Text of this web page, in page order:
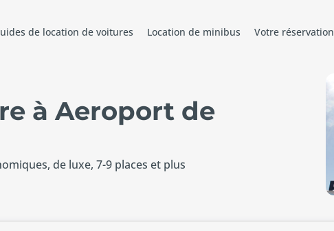
de location de voitures Location de minibus Votre réservation
à Aeroport de
de luxe, 7-9 places et plus